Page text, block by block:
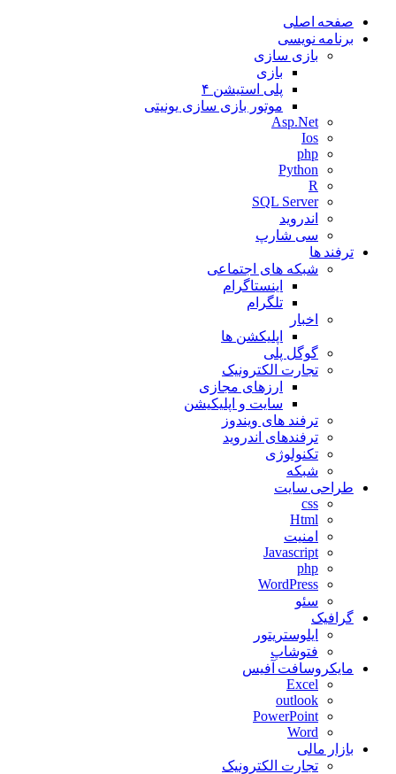
صفحه اصلی
برنامه نویسی
بازی سازی
بازی
پلی استیشن ۴
موتور بازی سازی یونیتی
Asp.Net
Ios
php
Python
R
SQL Server
اندروید
سی شارپ
ترفند ها
شبکه های اجتماعی
اینستاگرام
تلگرام
اخبار
اپلیکشن ها
گوگل پلی
تجارت الکترونیک
ارزهای مجازی
سایت و اپلیکیشن
ترفند های ویندوز
ترفندهای اندروید
تکنولوژی
شبکه
طراحی سایت
css
Html
امنیت
Javascript
php
WordPress
سئو
گرافیک
ایلوستریتور
فتوشاپ
مایکروسافت آفیس
Excel
outlook
PowerPoint
Word
بازار مالی
تجارت الکترونیک